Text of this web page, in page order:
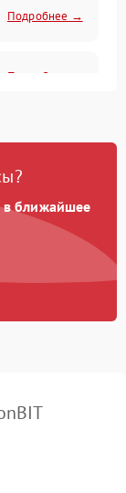
Подробнее →
Подробнее →
в ближайшее